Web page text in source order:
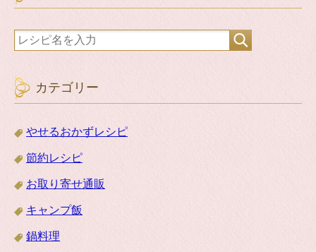
カテゴリー
やせるおかずレシピ
節約レシピ
お取り寄せ通販
キャンプ飯
鍋料理